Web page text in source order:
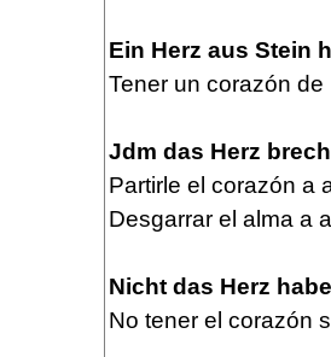
Ein Herz aus Stein
Tener un corazón de
Jdm das Herz
Partirle el corazón a
Desgarrar el alma a
Nicht das Herz
No tener el corazón